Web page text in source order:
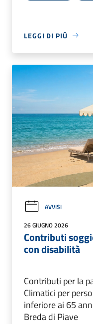
LEGGI DI PIÙ
AVVISI
26 GIUGNO 2026
Contributi
con disabilità
Contributi per la
Climatici per
inferiore ai 65
Breda di Piave